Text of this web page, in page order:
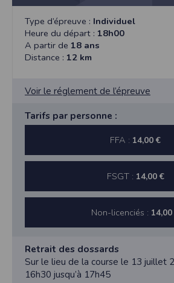
Type d’épreuve : Individuel
Heure du départ : 18h00
A partir de 18 ans
Distance : 12 km
Voir le réglement de l’épreuve
Tarifs par personne :
FFA : 14,00 €
FSGT : 14,00 €
Non-licenciés :
Retrait des dossards
Sur le lieu de la course le 13 juillet
16h30 jusqu’à 17h45